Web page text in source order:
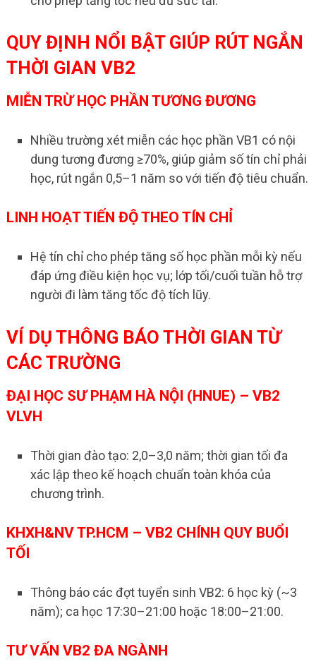
QUY ĐỊNH NỔI BẬT GIÚP RÚT NGẮN
THỜI GIAN VB2
MIỄN TRỪ HỌC PHẦN TƯƠNG ĐƯƠNG
Nhiều trường xét miễn các học phần VB1 có nội
dung tương đương ≥70%, giúp giảm số tín chỉ phải
học, rút ngắn 0,5–1 năm so với tiến độ tiêu chuẩn.
LINH HOẠT TIẾN ĐỘ THEO TÍN CHỈ
Hệ tín chỉ cho phép tăng số học phần mỗi kỳ nếu
đáp ứng điều kiện học vụ; lớp tối/cuối tuần hỗ trợ
người đi làm tăng tốc độ tích lũy.
VÍ DỤ THÔNG BÁO THỜI GIAN TỪ
CÁC TRƯỜNG
ĐẠI HỌC SƯ PHẠM HÀ NỘI (HNUE) – VB2
VLVH
Thời gian đào tạo: 2,0–3,0 năm; thời gian tối đa
xác lập theo kế hoạch chuẩn toàn khóa của
chương trình.
KHXH&NV TP.HCM – VB2 CHÍNH QUY BUỔI
TỐI
Thông báo các đợt tuyển sinh VB2: 6 học kỳ (~3
năm); ca học 17:30–21:00 hoặc 18:00–21:00.
TƯ VẤN VB2 ĐA NGÀNH